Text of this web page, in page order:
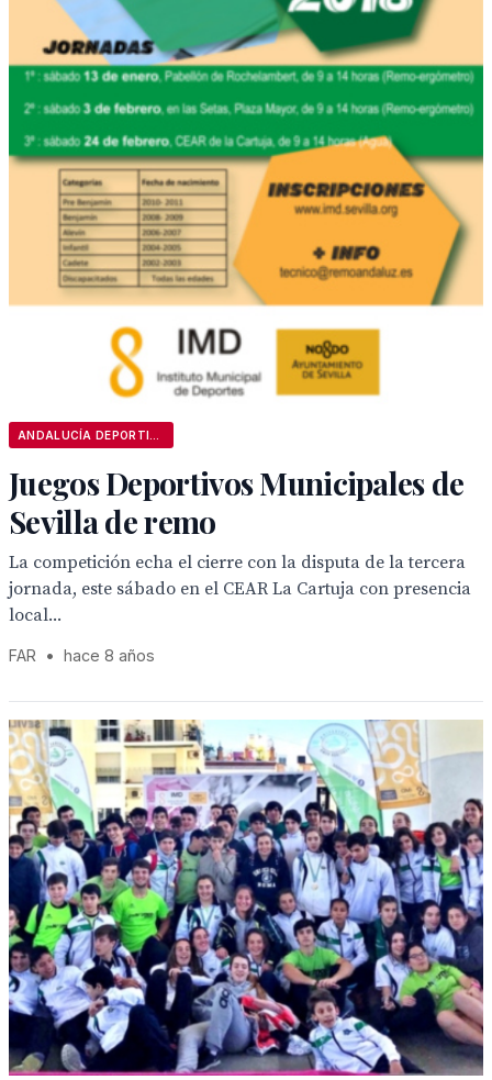
Juegos Deportivos Municipales de
Sevilla de remo
La competición echa el cierre con la disputa de la tercera
jornada, este sábado en el CEAR La Cartuja con presencia
local...
FAR • hace 8 años